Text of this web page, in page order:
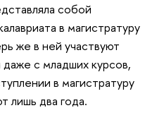
собой
в магистратуру
же в ней участвуют
даже с младших курсов,
в магистратуру
лишь два года.